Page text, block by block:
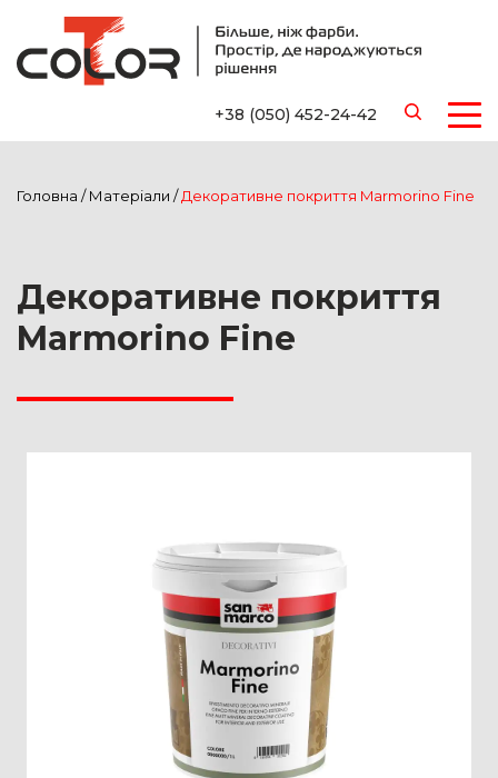
+38 (050) 452-24-42
Головна /Матеріали /Декоративне покриття Marmorino Fine
Декоративне покриття
Marmorino Fine